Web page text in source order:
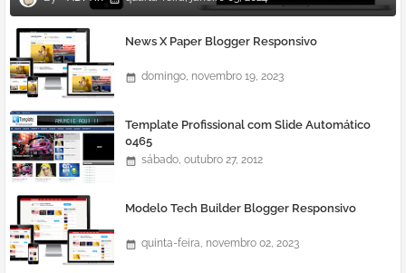
News X Paper Blogger Responsivo
domingo, novembro 19, 2023
Template Profissional com Slide Automático
0465
sábado, outubro 27, 2012
Modelo Tech Builder Blogger Responsivo
quinta-feira, novembro 02, 2023